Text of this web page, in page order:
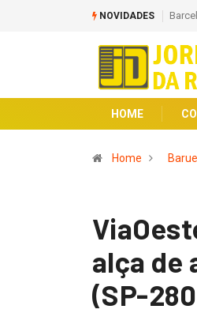
NOVIDADES
Barcelona Anuncia Contratação
HOME
Home
alça de
(SP-